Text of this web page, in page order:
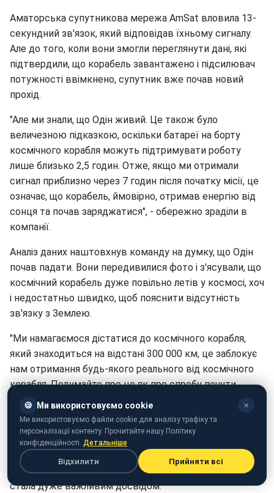
Аматорська супутникова мережа AmSat вловила 13-
секундний зв'язок, який відповідав їхньому сигналу.
Але до того, коли вони змогли переглянути дані, які
підтвердили, що корабель завантажено і підсилювач
потужності ввімкнено, супутник вже почав новий
прохід.
"Але ми знали, що Одін живий. Це також було
величезною підказкою, оскільки батареї на борту
космічного корабля можуть підтримувати роботу
лише близько 2,5 годин. Отже, якщо ми отримали
сигнал приблизно через 7 годин після початку місії, це
означає, що корабель, ймовірно, отримав енергію від
сонця та почав заряджатися", - обережно зраділи в
компанії.
Аналіз даних наштовхнув команду на думку, що Одін
почав падати. Вони передивилися фото і з'ясували, що
космічний корабель дуже повільно летів у космосі, хоч
і недостатньо швидко, щоб пояснити відсутність
зв'язку з Землею.
"Ми намагаємося дістатися до космічного корабля,
який знаходиться на відстані 300 000 км, це заблокує
нам отримання будь-якого реального від космічного
корабля. Подумайте про це як про спробу почути
шепіт у кімнаті, де хтось грає музику на повну
гучність - це заглушає все інше", - додали в команді.
На жаль, відновити контакт з космічним кораблем так
і не вдалося, оскільки він все далі відлітає від Землі.
Але команда продовжує зусилля і каже, що ця місія
стала дуже важливим досвідом.
🍪 Ми використовуємо cookie ✕
Ми використовуємо файли cookie для аналізу трафіку та
персоналізації контенту. Прочитайте нашу Політику
конфіденційності. Детальніше
Відхилити Прийняти всі